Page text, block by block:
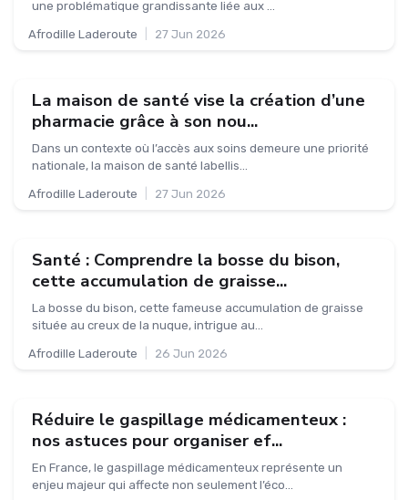
une problématique grandissante liée aux ...
Afrodille Laderoute 27 Jun 2026
La maison de santé vise la création d’une
pharmacie grâce à son nou...
Dans un contexte où l’accès aux soins demeure une priorité
nationale, la maison de santé labellis...
Afrodille Laderoute 27 Jun 2026
Santé : Comprendre la bosse du bison,
cette accumulation de graisse...
La bosse du bison, cette fameuse accumulation de graisse
située au creux de la nuque, intrigue au...
Afrodille Laderoute 26 Jun 2026
Réduire le gaspillage médicamenteux :
nos astuces pour organiser ef...
En France, le gaspillage médicamenteux représente un
enjeu majeur qui affecte non seulement l’éco...